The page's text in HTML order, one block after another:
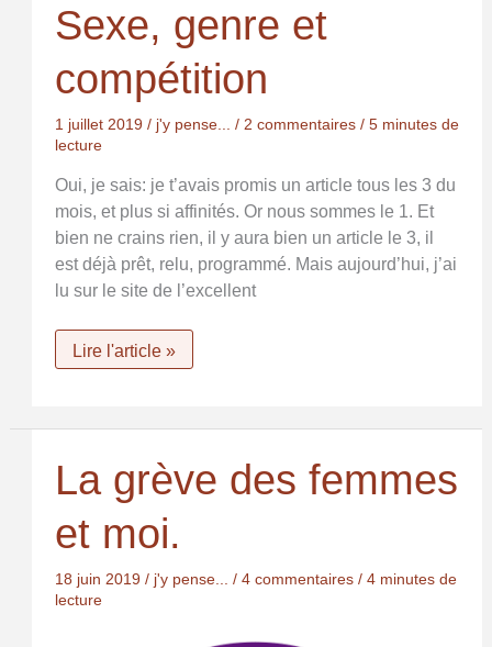
Sexe, genre et
compétition
1 juillet 2019/ j'y pense... / 2 commentaires / 5 minutes de
lecture
Oui, je sais: je t’avais promis un article tous les 3 du
mois, et plus si affinités. Or nous sommes le 1. Et
bien ne crains rien, il y aura bien un article le 3, il
est déjà prêt, relu, programmé. Mais aujourd’hui, j’ai
lu sur le site de l’excellent
Sexe,
genre
Lire l'article »
La grève des femmes
et moi.
18 juin 2019 / j'y pense... / 4 commentaires / 4 minutes de
lecture